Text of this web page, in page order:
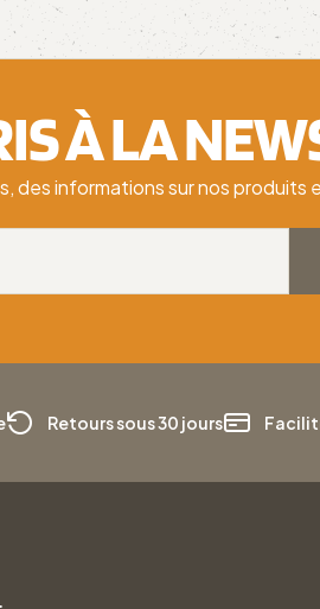
À LA
des informations sur nos produits
Retours sous 30 jours